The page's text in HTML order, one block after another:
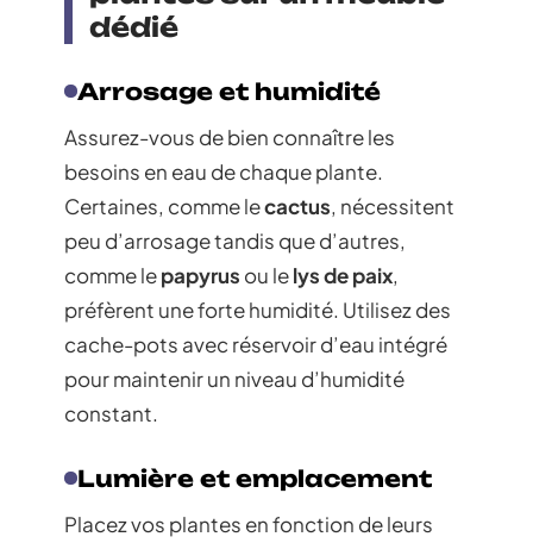
dédié
Arrosage et humidité
Assurez-vous de bien connaître les
besoins en eau de chaque plante.
Certaines, comme lecactus, nécessitent
peu d’arrosage tandis que d’autres,
comme lepapyrus ou lelys de paix,
préfèrent une forte humidité. Utilisez des
cache-pots avec réservoir d’eau intégré
pour maintenir un niveau d’humidité
constant.
Lumière et emplacement
Placez vos plantes en fonction de leurs